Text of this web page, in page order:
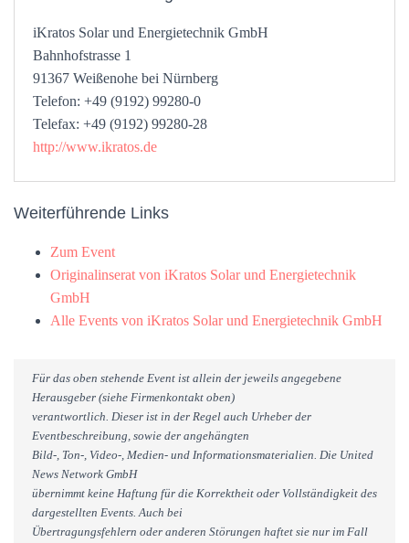
iKratos Solar und Energietechnik GmbH
Bahnhofstrasse 1
91367 Weißenohe bei Nürnberg
Telefon: +49 (9192) 99280-0
Telefax: +49 (9192) 99280-28
http://www.ikratos.de
Weiterführende Links
Zum Event
Originalinserat von iKratos Solar und Energietechnik
GmbH
Alle Events von iKratos Solar und Energietechnik GmbH
Für das oben stehende Event ist allein der jeweils angegebene
Herausgeber (siehe Firmenkontakt oben)
verantwortlich. Dieser ist in der Regel auch Urheber der
Eventbeschreibung, sowie der angehängten
Bild-, Ton-, Video-, Medien- und Informationsmaterialien. Die United
News Network GmbH
übernimmt keine Haftung für die Korrektheit oder Vollständigkeit des
dargestellten Events. Auch bei
Übertragungsfehlern oder anderen Störungen haftet sie nur im Fall